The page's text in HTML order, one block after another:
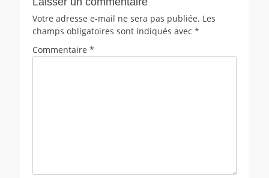
Votre adresse e-mail ne sera pas publiée. Les
champs obligatoires sont indiqués avec *
Commentaire *